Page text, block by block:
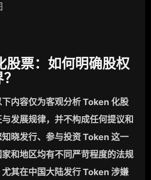
股票：如何明确股权
内容仅为客观分析 Token 化股
发展规律，并不构成任何提议和
晓发行、参与投资 Token 这一
和地区均有不同严苛程度的法规
其在中国大陆发行 Token 涉嫌